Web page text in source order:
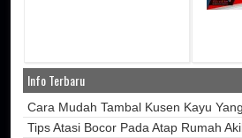
Info Terbaru
Cara Mudah Tambal Kusen Kayu
Tips Atasi Bocor Pada Atap Rumah